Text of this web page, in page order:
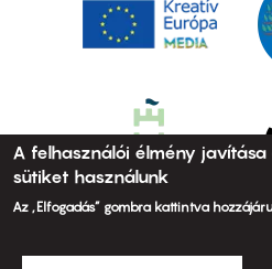
A felhasználói élmény
sütiket használunk
Az „Elfogadás” gombra kattintva